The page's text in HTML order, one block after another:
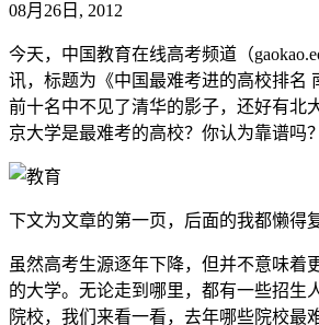
08月26日, 2012
今天，中国教育在线高考频道（
讯，标题为《中国最难考进的高校排名
前十名中不见了清华的影子，还好有北
京大学是最难考的高校？你认为靠谱吗？
下文为文章的第一页，后面的我都懒得
虽然高考生源逐年下降，但并不意味着
的大学。无论走到哪里，都有一些招生
院校，我们来看一看，去年哪些院校最